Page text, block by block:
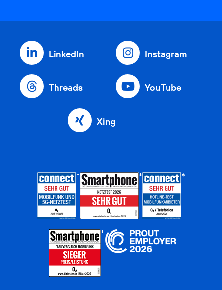
LinkedIn Instagram
Threads YouTube
Xing